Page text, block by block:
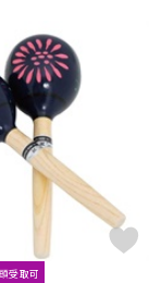
受取可